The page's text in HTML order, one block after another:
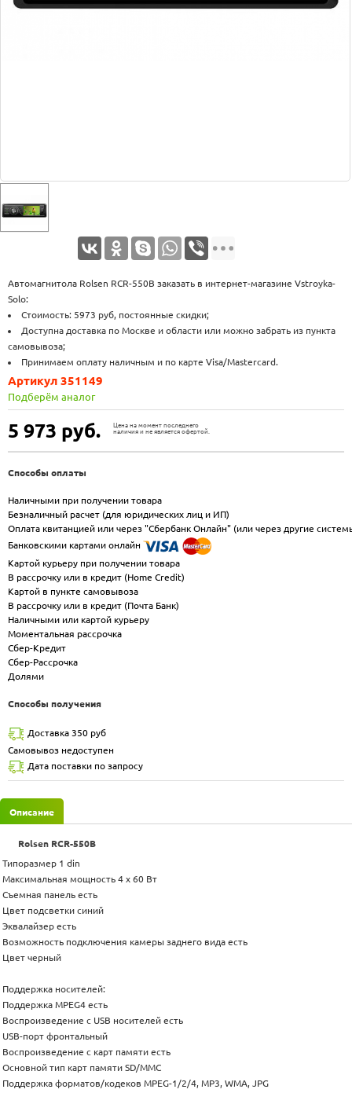
Оплата
Автомагнитола Rolsen RCR-550B заказать в интернет-магазине Vstroyka-
Solo:
Стоимость: 5973 руб, постоянные скидки;
Доступна доставка по Москве и области или можно забрать из пункта
самовывоза;
Принимаем оплату наличным и по карте Visa/Mastercard.
5 973 руб.
Цена на момент последнего
наличия и не является офертой.
Артикул 351149
Подберём аналог
Способы оплаты
Наличными при получении товара
Безналичный расчет (для юридических лиц и ИП)
Оплата квитанцией или через "Сбербанк Онлайн" (или через другие
Банковскими картами онлайн
Картой курьеру при получении товара
В рассрочку или в кредит (Home Credit)
Картой в пункте самовывоза
В рассрочку или в кредит (Почта Банк)
Наличными или картой курьеру
Моментальная рассрочка
Сбер-Кредит
Сбер-Рассрочка
Долями
Способы получения
Доставка 350 руб
Самовывоз недоступен
Дата поставки по запросу
Описание
Rolsen RCR-550B
Типоразмер 1 din
Максимальная мощность 4 х 60 Вт
Съемная панель есть
Цвет подсветки синий
Эквалайзер есть
Возможность подключения камеры заднего вида есть
Цвет черный
Поддержка носителей:
Поддержка MPEG4 есть
Воспроизведение с USB носителей есть
USB-порт фронтальный
Воспроизведение с карт памяти есть
Основной тип карт памяти SD/MMC
Поддержка форматов/кодеков MPEG-1/2/4, MP3, WMA, JPG